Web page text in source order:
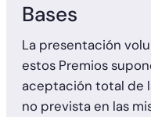
Bases
La presentación
estos Premios
aceptación total de
no prevista en las